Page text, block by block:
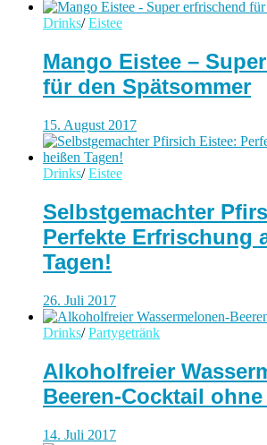
Drinks/ Eistee
Mango Eistee –
für den Spätsommer
15. August 2017
Drinks/ Eistee
Selbstgemachter
Perfekte Erfrischung
Tagen!
26. Juli 2017
Drinks/ Partygetränk
Alkoholfreier
Beeren-Cocktail
14. Juli 2017